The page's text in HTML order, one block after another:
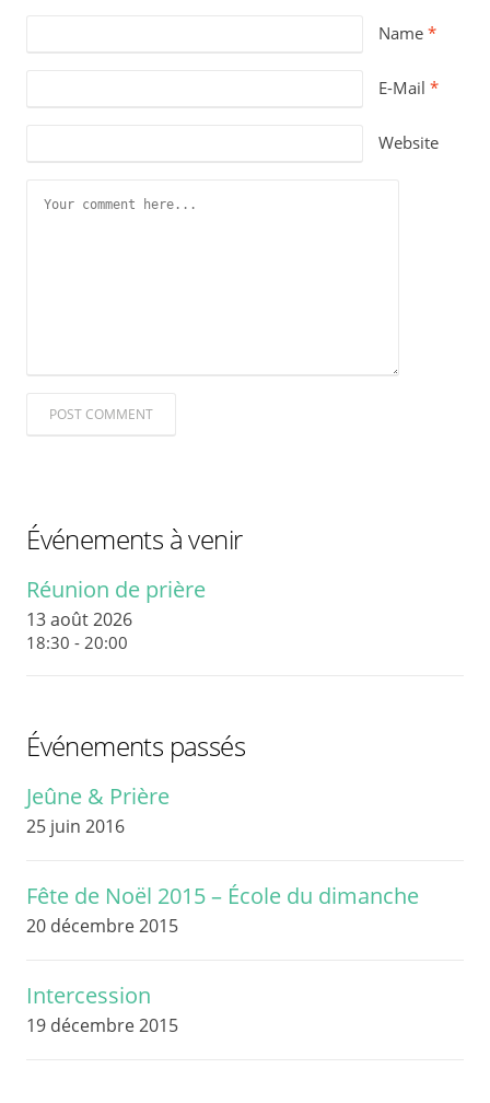
Name*
E-Mail*
Website
POST COMMENT
Événements à venir
Réunion de prière
13 août 2026
18:30 - 20:00
Événements passés
Jeûne & Prière
25 juin 2016
Fête de Noël 2015 – École du dimanche
20 décembre 2015
Intercession
19 décembre 2015